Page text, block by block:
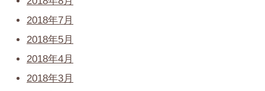
2018年7月
2018年5月
2018年4月
2018年3月